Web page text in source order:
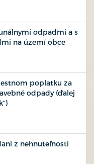
odpadmi a s
na území obce
poplatku za
odpady (ďalej
z nehnuteľnosti